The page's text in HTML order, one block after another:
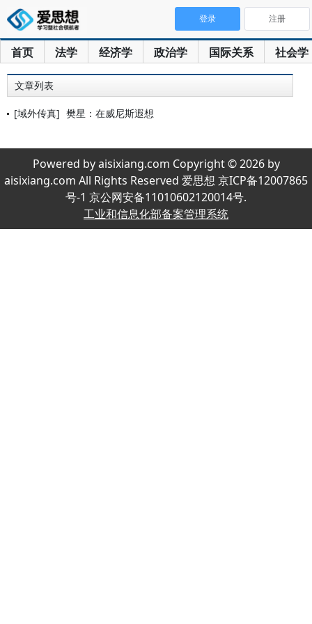
首页 法学 经济学 政治学 国际关系 社会学
登录 注册
文章列表
[域外传真] 樊星：在威尼斯遐想
Powered by aisixiang.com Copyright © 2026 by
aisixiang.com All Rights Reserved 爱思想 京ICP备12007865
号-1 京公网安备11010602120014号.
工业和信息化部备案管理系统